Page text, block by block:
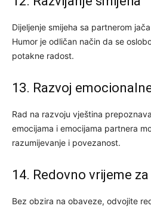
Dijeljenje smijeha sa partnerom
Humor je odličan način da se
potakne radost.
13. Razvoj
Rad na razvoju vještina
emocijama i emocijama partnera
razumijevanje i povezanost.
14. Redovno vrijeme za
Bez obzira na obaveze, odvojite